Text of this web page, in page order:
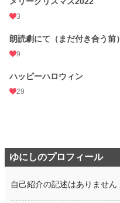
3
朗読劇にて（まだ付き合う前）
9
ハッピーハロウィン
29
ゆにしのプロフィール
自己紹介の記述はありません